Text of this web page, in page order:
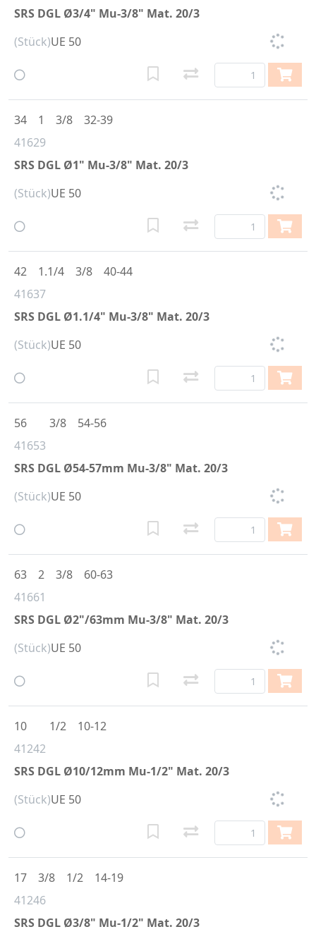
SRS DGL Ø3/4" Mu-3/8" Mat. 20/3
(Stück)UE 50
41629
SRS DGL Ø1" Mu-3/8" Mat. 20/3
34 1 3/8 32-39
(Stück)UE 50
41637
SRS DGL Ø1.1/4" Mu-3/8" Mat. 20/3
42 1.1/4 3/8 40-44
(Stück)UE 50
41653
SRS DGL Ø54-57mm Mu-3/8" Mat. 20/3
56 3/8 54-56
(Stück)UE 50
41661
SRS DGL Ø2"/63mm Mu-3/8" Mat. 20/3
63 2 3/8 60-63
(Stück)UE 50
41242
SRS DGL Ø10/12mm Mu-1/2" Mat. 20/3
10 1/2 10-12
(Stück)UE 50
41246
SRS DGL Ø3/8" Mu-1/2" Mat. 20/3
17 3/8 1/2 14-19